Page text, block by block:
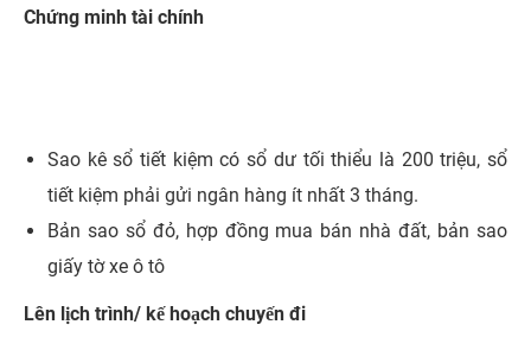
Chứng minh tài chính
Sao kê sổ tiết kiệm có sổ dư tối thiểu là 200 triệu, sổ
tiết kiệm phải gửi ngân hàng ít nhất 3 tháng.
Bản sao sổ đỏ, hợp đồng mua bán nhà đất, bản sao
giấy tờ xe ô tô
Lên lịch trình/ kế hoạch chuyến đi